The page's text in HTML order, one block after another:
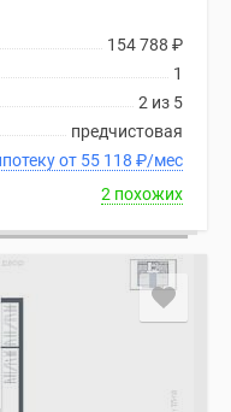
154 788 ₽
1
2 из 5
предчистовая
В ипотеку от 55 118 ₽/мес
2 похожих